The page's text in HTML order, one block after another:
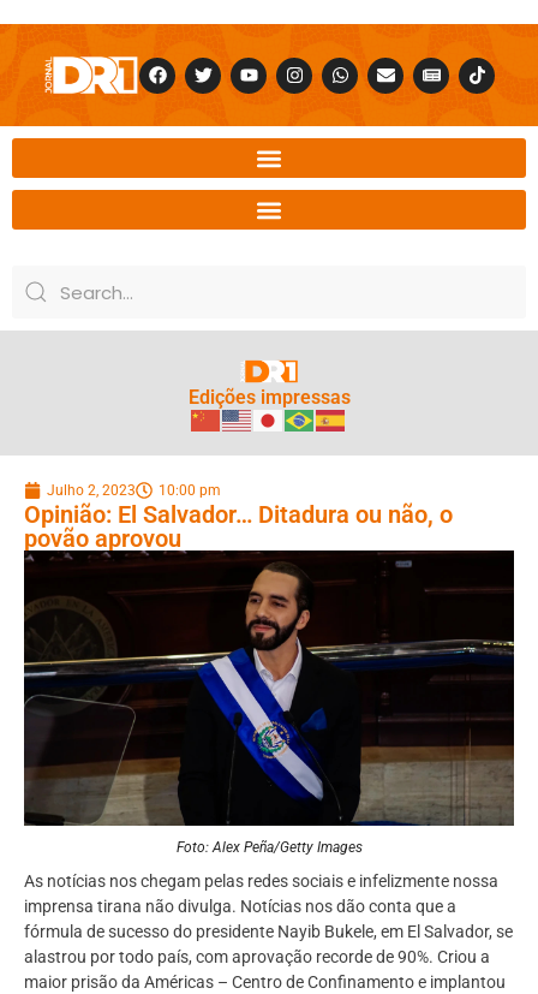
Edições impressas
Julho 2, 2023 10:00 pm
Opinião: El Salvador… Ditadura ou não, o
povão aprovou
Foto: Alex Peña/Getty Images
As notícias nos chegam pelas redes sociais e infelizmente nossa
imprensa tirana não divulga. Notícias nos dão conta que a
fórmula de sucesso do presidente Nayib Bukele, em El Salvador, se
alastrou por todo país, com aprovação recorde de 90%. Criou a
maior prisão da Américas – Centro de Confinamento e implantou